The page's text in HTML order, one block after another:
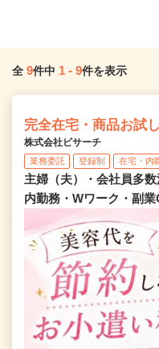
全 9件中 1 - 9件を表示
完全在宅・商品お試
株式会社ビサーチ
業務委託 登録制 在宅・内
主婦（夫）・会社員多
内勤務・Wワーク・副